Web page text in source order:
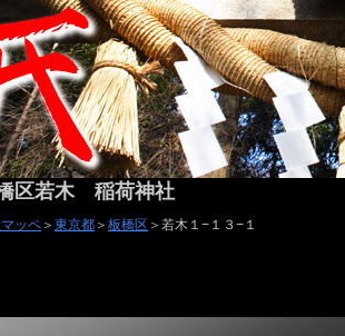
区若木 稲荷神社
ッペ ＞ 東京都 ＞ 板橋区 ＞若木１−１３−１